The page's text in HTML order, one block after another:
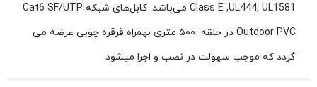
Class E ,UL444, UL1581 می‌باشد. کابل‌های شبکه Cat6 SF/UTP
Outdoor PVC در حلقه ۵۰۰ متری بهمراه قرقره چوبی عرضه می
گردد که موجب سهولت در نصب و اجرا میشود